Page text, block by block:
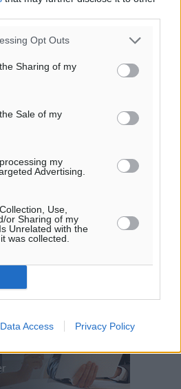
Opt Outs
Sharing of my
Sale of my
my
Advertising.
Use,
or Sharing of my
Unrelated with the
was collected.
Data Access Privacy Policy